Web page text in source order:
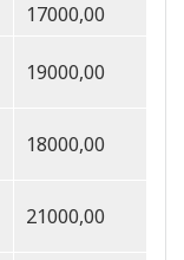
17000,00
19000,00
18000,00
21000,00